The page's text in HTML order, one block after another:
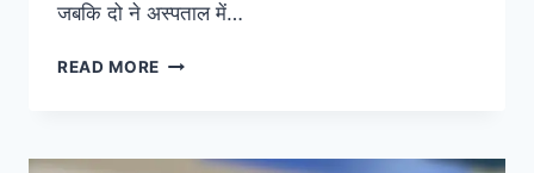
जबकि दो ने अस्पताल में…
READ MORE